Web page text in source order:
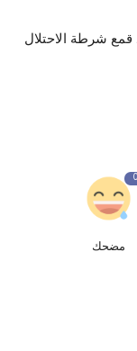
قمع شرطة الاحتلال
0
مضحك